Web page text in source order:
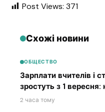
Post Views: 371
Схожі новини
ОБЩЕСТВО
Зарплати вчителів і
зростуть з 1 вересня:
2 часа тому